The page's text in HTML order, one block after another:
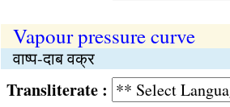
Vapour pressure curve
वाष्प-दाब वक्र
Transliterate :